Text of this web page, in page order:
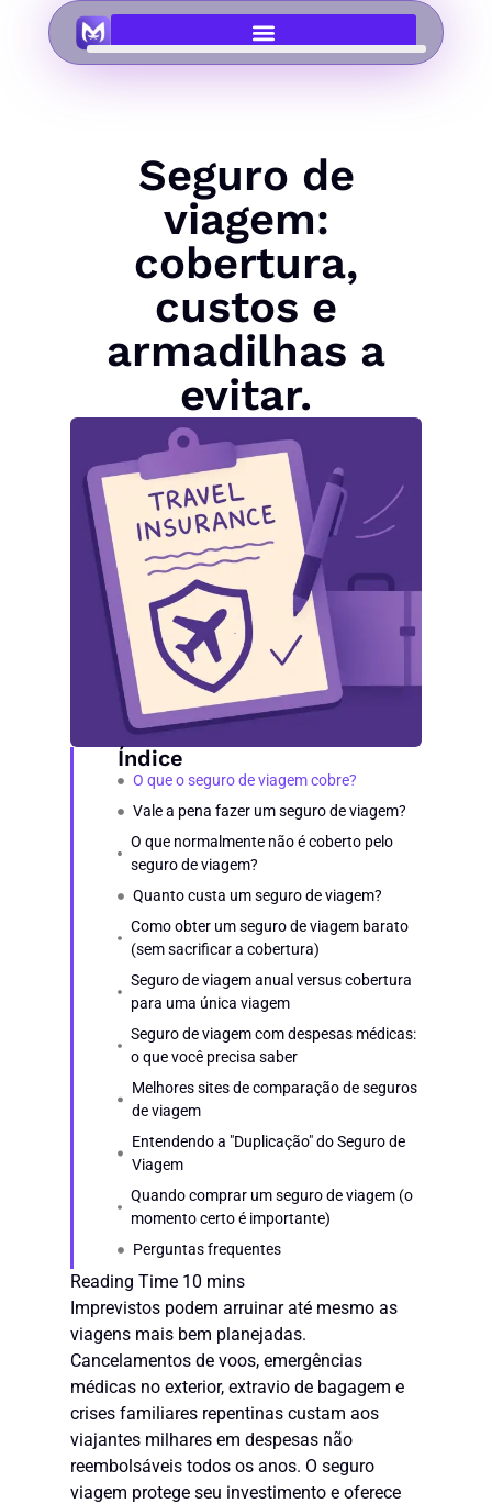
Seguro de
viagem:
cobertura,
custos e
armadilhas a
evitar.
Índice
O que o seguro de viagem cobre?
Vale a pena fazer um seguro de viagem?
O que normalmente não é coberto pelo
seguro de viagem?
Quanto custa um seguro de viagem?
Como obter um seguro de viagem barato
(sem sacrificar a cobertura)
Seguro de viagem anual versus cobertura
para uma única viagem
Seguro de viagem com despesas médicas:
o que você precisa saber
Melhores sites de comparação de seguros
de viagem
Entendendo a "Duplicação" do Seguro de
Viagem
Quando comprar um seguro de viagem (o
momento certo é importante)
Perguntas frequentes
Imprevistos podem arruinar até mesmo as
viagens mais bem planejadas.
Cancelamentos de voos, emergências
médicas no exterior, extravio de bagagem e
crises familiares repentinas custam aos
viajantes milhares em despesas não
reembolsáveis todos os anos. O seguro
viagem protege seu investimento e oferece